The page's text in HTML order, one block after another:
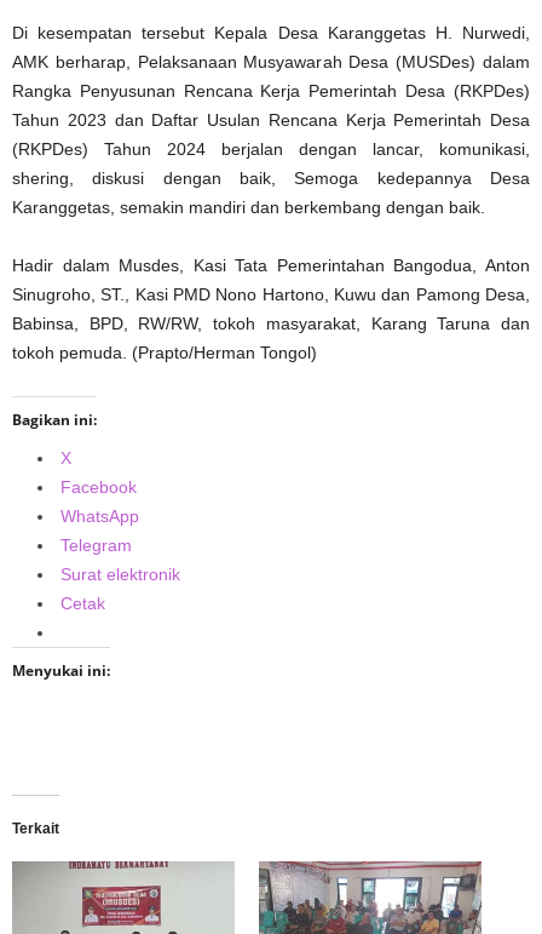
Di kesempatan tersebut Kepala Desa Karanggetas H. Nurwedi,
AMK berharap, Pelaksanaan Musyawarah Desa (MUSDes) dalam
Rangka Penyusunan Rencana Kerja Pemerintah Desa (RKPDes)
Tahun 2023 dan Daftar Usulan Rencana Kerja Pemerintah Desa
(RKPDes) Tahun 2024 berjalan dengan lancar, komunikasi,
shering, diskusi dengan baik, Semoga kedepannya Desa
Karanggetas, semakin mandiri dan berkembang dengan baik.
Hadir dalam Musdes, Kasi Tata Pemerintahan Bangodua, Anton
Sinugroho, ST., Kasi PMD Nono Hartono, Kuwu dan Pamong Desa,
Babinsa, BPD, RW/RW, tokoh masyarakat, Karang Taruna dan
tokoh pemuda. (Prapto/Herman Tongol)
Bagikan ini:
X
Facebook
WhatsApp
Telegram
Surat elektronik
Cetak
Menyukai ini:
Terkait